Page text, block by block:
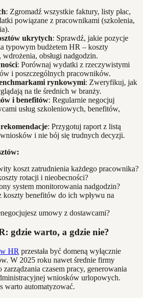
: Zgromadź wszystkie faktury, listy płac,
powiązane z pracownikami (szkolenia,
ukrytych: Sprawdź, jakie pozycje
typowym budżetem HR – koszty
obsługi nadgodzin.
: Porównaj wydatki z rzeczywistymi
i poszczególnych pracowników.
rynkowymi: Zweryfikuj, jak
na tle średnich w branży.
i benefitów: Regularnie negocjuj
usług szkoleniowych, benefitów,
: Przygotuj raport z listą
i nie bój się trudnych decyzji.
koszt zatrudnienia każdego pracownika?
rotacji i nieobecności?
system monitorowania nadgodzin?
koszty benefitów do ich wpływu na
umowy z dostawcami?
gdzie warto, a gdzie nie?
HR przestała być domeną wyłącznie
W 2025 roku nawet średnie firmy
czasem pracy, generowania
wniosków urlopowych.
warto automatyzować.